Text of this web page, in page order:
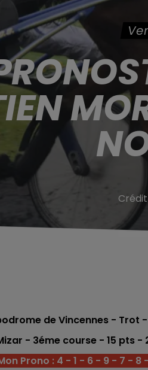
de Vincennes - Trot -
- 3éme course - 15 pts -
Prono : 4 - 1 - 6 - 9 - 7 - 8 -